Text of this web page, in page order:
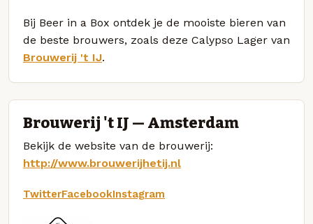
Bij Beer in a Box ontdek je de mooiste bieren van
de beste brouwers, zoals deze Calypso Lager van
Brouwerij 't IJ.
Brouwerij 't IJ — Amsterdam
Bekijk de website van de brouwerij:
http://www.brouwerijhetij.nl
TwitterFacebookInstagram